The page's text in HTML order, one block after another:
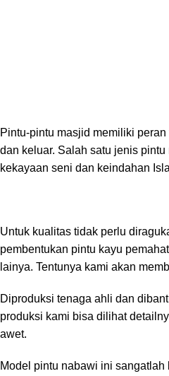
Pintu-pintu masjid memiliki
dan keluar. Salah satu jenis
kekayaan seni dan keindahan
Untuk kualitas tidak perlu
pembentukan pintu kayu
lainya. Tentunya kami akan
Diproduksi tenaga ahli dan
produksi kami bisa dilihat
awet.
Model pintu nabawi ini